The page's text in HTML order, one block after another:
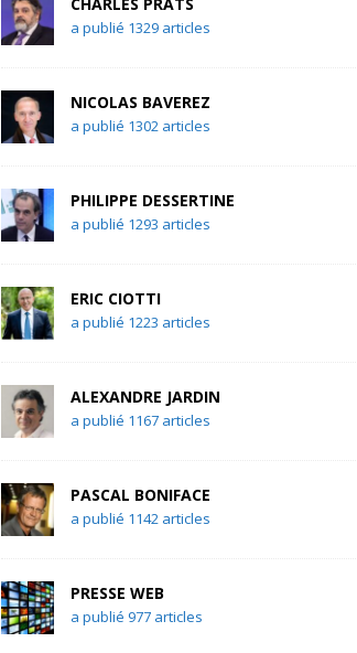
a publié 1329 articles
NICOLAS BAVEREZ
a publié 1302 articles
PHILIPPE DESSERTINE
a publié 1293 articles
ERIC CIOTTI
a publié 1223 articles
ALEXANDRE JARDIN
a publié 1167 articles
PASCAL BONIFACE
a publié 1142 articles
PRESSE WEB
a publié 977 articles